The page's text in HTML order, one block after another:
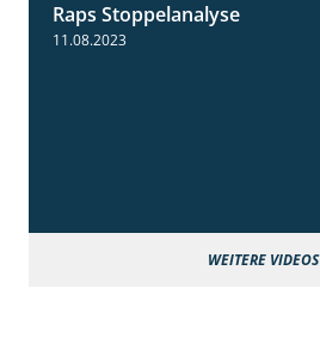
Raps Stoppelanalyse
11.08.2023
WEITERE VIDEOS